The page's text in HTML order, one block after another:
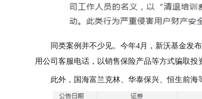
同类案例并不少见。今年4月，新沃基金发
用公司客服电话，以销售保险产品等方式骗取投
此外，国海富兰克林、华泰保兴、恒生前海